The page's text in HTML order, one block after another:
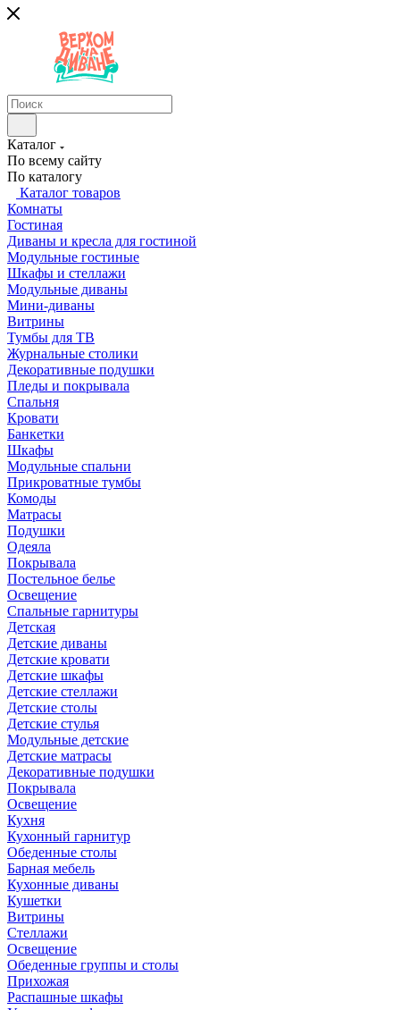
Каталог
По всему сайту
По каталогу
Каталог товаров
Комнаты
Гостиная
Диваны и кресла для гостиной
Модульные гостиные
Шкафы и стеллажи
Модульные диваны
Мини-диваны
Витрины
Тумбы для ТВ
Журнальные столики
Декоративные подушки
Пледы и покрывала
Спальня
Кровати
Банкетки
Шкафы
Модульные спальни
Прикроватные тумбы
Комоды
Матрасы
Подушки
Одеяла
Покрывала
Постельное белье
Освещение
Спальные гарнитуры
Детская
Детские диваны
Детские кровати
Детские шкафы
Детские стеллажи
Детские столы
Детские стулья
Модульные детские
Детские матрасы
Декоративные подушки
Покрывала
Освещение
Кухня
Кухонный гарнитур
Обеденные столы
Барная мебель
Кухонные диваны
Кушетки
Витрины
Стеллажи
Освещение
Обеденные группы и столы
Прихожая
Распашные шкафы